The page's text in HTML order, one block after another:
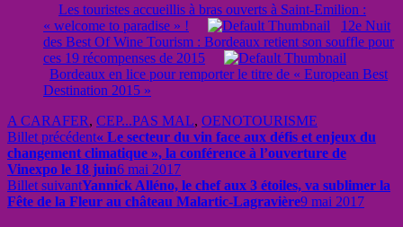
Les touristes accueillis à bras ouverts à Saint-Emilion :
« welcome to paradise » !
12e Nuit
des Best Of Wine Tourism : Bordeaux retient son souffle pour
ces 19 récompenses de 2015
Bordeaux en lice pour remporter le titre de « European Best
Destination 2015 »
A CARAFER, CEP...PAS MAL, OENOTOURISME
Billet précédent« Le secteur du vin face aux défis et enjeux du
changement climatique », la conférence à l’ouverture de
Vinexpo le 18 juin6 mai 2017
Billet suivantYannick Alléno, le chef aux 3 étoiles, va sublimer la
Fête de la Fleur au château Malartic-Lagravière9 mai 2017